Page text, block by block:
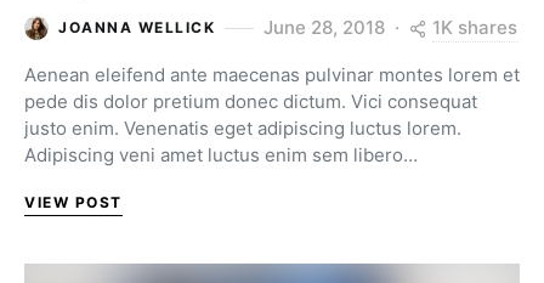
JOANNA WELLICK June 28, 2018 1K shares
Aenean eleifend ante maecenas pulvinar montes lorem et
pede dis dolor pretium donec dictum. Vici consequat
justo enim. Venenatis eget adipiscing luctus lorem.
Adipiscing veni amet luctus enim sem libero…
VIEW POST